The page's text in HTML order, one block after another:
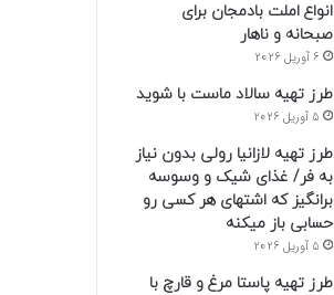
انواع املت بادمجان برای
صبحانه و ناهار
6 آوریل 2026
طرز تهیه سالاد ماست با شوید
5 آوریل 2026
طرز تهیه لازانیا رولی بدون نیاز
به فر/ غذای شیک و وسوسه
برانگیز که اشتهای هر کسی رو
حسابی باز میکنه
5 آوریل 2026
طرز تهیه پاستا مرغ و قارچ با